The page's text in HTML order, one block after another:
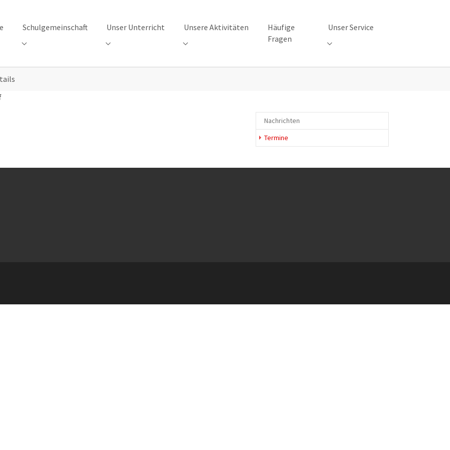
Schule"
Schulgemeinschaft
Submenu for "Schulgemeinschaft"
Unser Unterricht
Submenu for "Unser Unterricht"
Unsere Aktivitäten
Submenu for "Unsere Aktivitäten"
Häufige
Fragen
Unser Service
Submenu for "Unser Service"
Nachrichten
Termine